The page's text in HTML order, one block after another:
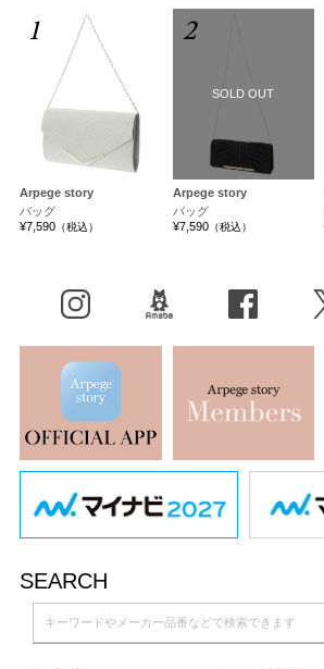
1
Arpege story
バッグ
¥7,590（税込）
2
SOLD OUT
Arpege story
バッグ
¥7,590（税込）
SEARCH